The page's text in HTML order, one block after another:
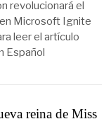
revolucionará el
Microsoft Ignite
leer el artículo
Español
reina de Miss